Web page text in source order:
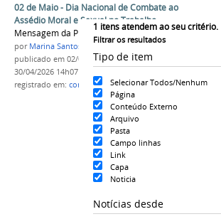
1 itens atendem ao seu critério.
Filtrar os resultados
Tipo de item
Selecionar Todos/Nenhum
Página
Conteúdo Externo
Arquivo
Pasta
Campo linhas
Link
Capa
Noticia
Notícias desde
02 de Maio - Dia Nacional de Combate ao
Assédio Moral e Sexual no Trabalho
Mensagem da Propedh
por Marina Santos Daum
publicado em 02/05/2026—última modificação
30/04/2026 14h07
registrado em: conscientização,assedio,trabalho